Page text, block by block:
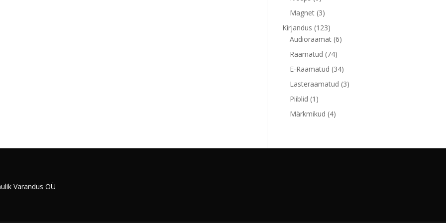
toodet
Magnet 33
toodet
Kirjandus 123123
toodet
Audioraamat 66
Raamatud 7474
toodet
E-Raamatud 3434
toodet
Lasteraamatud 33
Piiblid 1 1
toode
Märkmikud 44
Varandus OÜ